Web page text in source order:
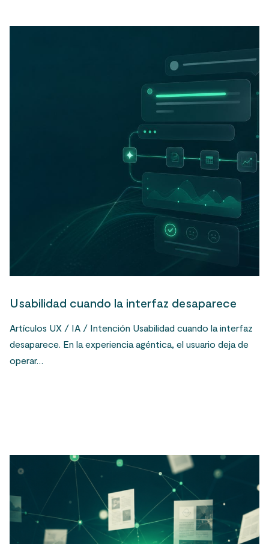
Usabilidad cuando la interfaz desaparece
Artículos UX / IA / Intención Usabilidad cuando la interfaz
desaparece. En la experiencia agéntica, el usuario deja de
operar…